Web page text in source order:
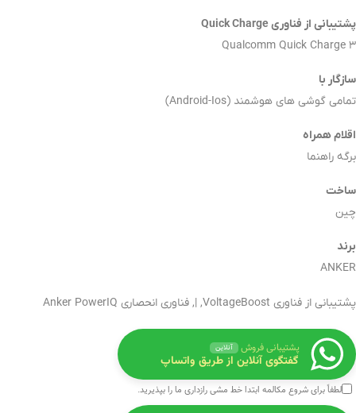
پشتیبانی از فناوری Quick Charge
Qualcomm Quick Charge 3
سازگار با
تمامی گوشی های هوشمند (Android-Ios)
اقلام همراه
برگه راهنما
ساخت
چین
برند
ANKER
پشتیبانی از فناوری VoltageBoost, |, فناوری انحصاری Anker PowerIQ
پشتیبانی فروش آنلاین
گفتگوی آنلاین از طریق واتساپ
لطفاً برای شروع مکالمه ابتداخط مشی رازداری ما را بپذیرید.